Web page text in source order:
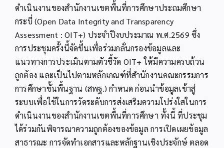
ความ
โปร่งใส
การ
ดำเนิน
งาน
ของ
สำนักงาน
ประจำ
ปีงบประมาณ
พ.ศ.2569
ดำเนินงานของสำนักงานเขตพื้นที่การศึกษาประถมศึกษา
กระบี่ (Open Data Integrity and Transparency
Assessment : OIT+) ประจำปีงบประมาณ พ.ศ.2569 ซึ่ง
การประชุมครั้งนี้จัดขึ้นเพื่อร่วมกลั่นกรองข้อมูลและ
แนวทางการประเมินตามตัวชี้วัด OIT+ ให้มีความครบถ้วน
ถูกต้อง และเป็นไปตามหลักเกณฑ์ที่สำนักงานคณะกรรมการ
การศึกษาขั้นพื้นฐาน (สพฐ.) กำหนด ก่อนนำข้อมูลเข้าสู่
ระบบเพื่อใช้ในการวัดระดับการส่งเสริมความโปร่งใสในการ
ดำเนินงานของสำนักงานเขตพื้นที่การศึกษา ทั้งนี้ ที่ประชุม
ได้ร่วมกันพิจารณาความถูกต้องของข้อมูล การเปิดเผยข้อมูล
สาธารณะ การจัดทำเอกสารและหลักฐานเชิงประจักษ์ ตลอด